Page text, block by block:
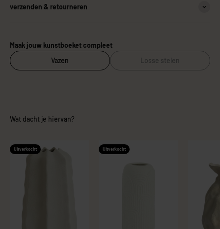
verzenden & retourneren
Maak jouw kunstboeket compleet
Vazen
Losse stelen
Wat dacht je hiervan?
Uitverkocht Uitverkocht